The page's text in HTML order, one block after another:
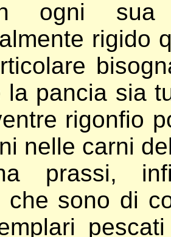
ogni sua
rigido
la pancia sia
rigonfio
nelle carni
prassi,
che sono di